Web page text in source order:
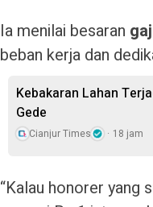
Ia menilai besaran
beban kerja dan
Kebakaran Lahan
Gede
Cianjur Times 18 jam
“Kalau honorer yang